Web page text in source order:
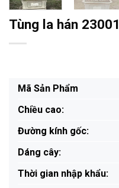
Tùng la hán 23001
Mã Sản Phẩm
Chiều cao:
Đường kính gốc:
Dáng cây:
Thời gian nhập khẩu: